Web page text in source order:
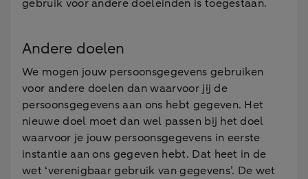
gebruik voor andere doeleinden is toegestaan.
Andere doelen
We mogen jouw persoonsgegevens gebruiken
voor andere doelen dan waarvoor jij de
persoonsgegevens aan ons hebt gegeven. Het
nieuwe doel moet dan wel passen bij het doel
waarvoor je jouw persoonsgegevens in eerste
instantie aan ons gegeven hebt. Dat heet in de
wet ‘verenigbaar gebruik van gegevens’. De wet